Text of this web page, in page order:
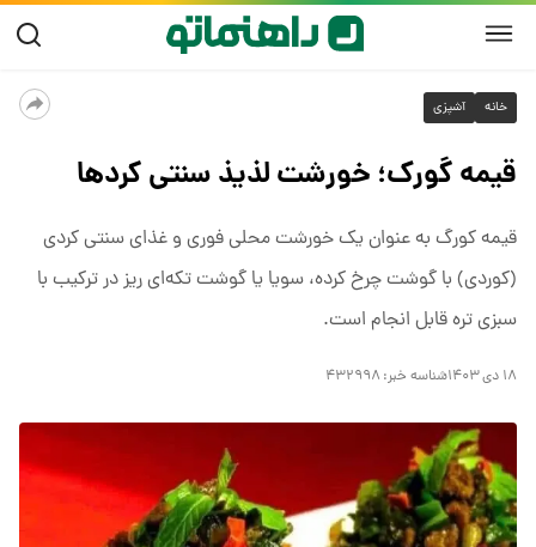
خانه آشپزی
قیمه گورک؛ خورشت لذیذ سنتی کردها
قیمه کورگ به عنوان یک خورشت محلی فوری و غذای سنتی کردی
(کوردی) با گوشت چرخ کرده، سویا یا گوشت تکه‌ای ریز در ترکیب با
سبزی تره قابل انجام است.
۱۸ دی ۱۴۰۳ شناسه خبر: ۴۳۲۹۹۸